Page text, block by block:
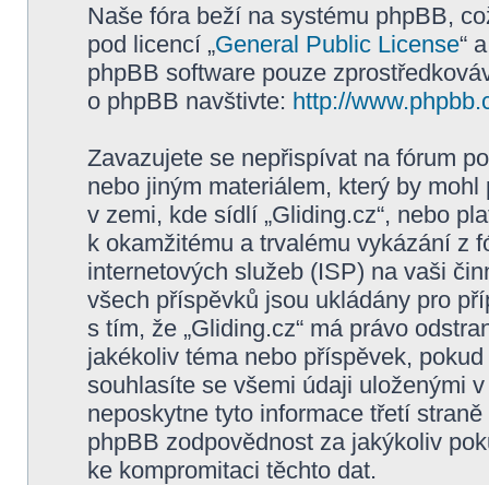
Naše fóra beží na systému phpBB,
pod licencí „General Public License“
phpBB software pouze
o phpBB navštivte: http://
Zavazujete se nepřispívat na fórum
nebo jiným materiálem, který by
v zemi, kde sídlí „Gliding.cz“, nebo
k okamžitému a trvalému vykázání z
internetových služeb (ISP) na vaši
všech příspěvků jsou ukládány pro
s tím, že „Gliding.cz“ má právo
jakékoliv téma nebo příspěvek,
souhlasíte se všemi údaji uloženými
neposkytne tyto informace třetí
phpBB zodpovědnost za jakýkoliv
ke kompromitaci těchto dat.